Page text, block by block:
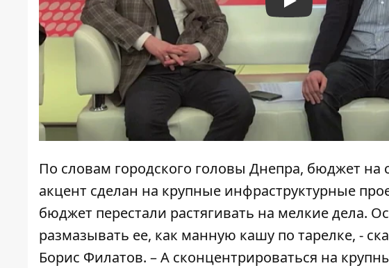
Play
По словам городского головы Днепра, бюджет
акцент сделан на крупные инфраструктурные
бюджет перестали растягивать на мелкие дела.
размазывать ее, как манную кашу по тарелке, -
Борис Филатов. – А сконцентрироваться на